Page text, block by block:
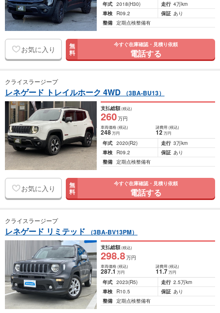
年式 2018(H30) 走行 4万km
車検
R09.2 保証 あり
整備 定期点検整備有
お気に入り 無
料
今すぐ在庫確認・見積り依頼
電話する
クライスラージープ
レネゲード トレイルホーク 4WD （3BA-BU13）
支払総額(税込)
260万円
車両価格(税込)
248万円
諸費用 (税込)
12 万円
年式 2020(R2) 走行 3万km
車検
R09.2 保証 あり
整備 定期点検整備有
お気に入り 無
料
今すぐ在庫確認・見積り依頼
電話する
クライスラージープ
レネゲード リミテッド （3BA-BV13PM）
支払総額(税込)
298.8万円
車両価格(税込)
287.1万円
諸費用 (税込)
11.7 万円
年式 2023(R5) 走行 2.5万km
車検
R10.5 保証 あり
整備 定期点検整備有